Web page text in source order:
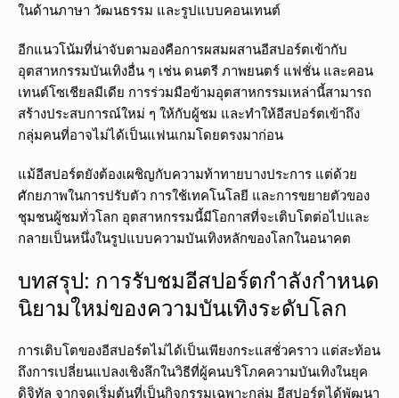
ในด้านภาษา วัฒนธรรม และรูปแบบคอนเทนต์
อีกแนวโน้มที่น่าจับตามองคือการผสมผสานอีสปอร์ตเข้ากับ
อุตสาหกรรมบันเทิงอื่น ๆ เช่น ดนตรี ภาพยนตร์ แฟชั่น และคอน
เทนต์โซเชียลมีเดีย การร่วมมือข้ามอุตสาหกรรมเหล่านี้สามารถ
สร้างประสบการณ์ใหม่ ๆ ให้กับผู้ชม และทำให้อีสปอร์ตเข้าถึง
กลุ่มคนที่อาจไม่ได้เป็นแฟนเกมโดยตรงมาก่อน
แม้อีสปอร์ตยังต้องเผชิญกับความท้าทายบางประการ แต่ด้วย
ศักยภาพในการปรับตัว การใช้เทคโนโลยี และการขยายตัวของ
ชุมชนผู้ชมทั่วโลก อุตสาหกรรมนี้มีโอกาสที่จะเติบโตต่อไปและ
กลายเป็นหนึ่งในรูปแบบความบันเทิงหลักของโลกในอนาคต
บทสรุป: การรับชมอีสปอร์ตกำลังกำหนด
นิยามใหม่ของความบันเทิงระดับโลก
การเติบโตของอีสปอร์ตไม่ได้เป็นเพียงกระแสชั่วคราว แต่สะท้อน
ถึงการเปลี่ยนแปลงเชิงลึกในวิธีที่ผู้คนบริโภคความบันเทิงในยุค
ดิจิทัล จากจุดเริ่มต้นที่เป็นกิจกรรมเฉพาะกลุ่ม อีสปอร์ตได้พัฒนา